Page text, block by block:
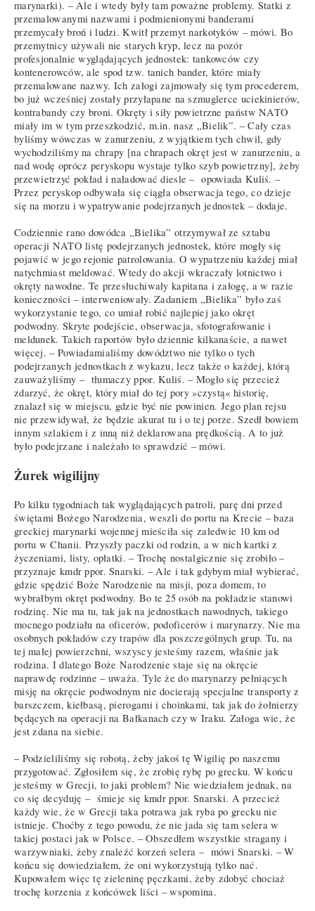
marynarki). – Ale i wtedy były tam poważne problemy. Statki z
przemalowanymi nazwami i podmienionymi banderami
przemycały broń i ludzi. Kwitł przemyt narkotyków – mówi. Bo
przemytnicy używali nie starych kryp, lecz na pozór
profesjonalnie wyglądających jednostek: tankowców czy
kontenerowców, ale spod tzw. tanich bander, które miały
przemalowane nazwy. Ich załogi zajmowały się tym procederem,
bo już wcześniej zostały przyłapane na szmuglerce uciekinierów,
kontrabandy czy broni. Okręty i siły powietrzne państw NATO
miały im w tym przeszkodzić, m.in. nasz „Bielik”. – Cały czas
byliśmy wówczas w zanurzeniu, z wyjątkiem tych chwil, gdy
wychodziliśmy na chrapy [na chrapach okręt jest w zanurzeniu, a
nad wodę oprócz peryskopu wystaje tylko szyb powietrzny], żeby
przewietrzyć pokład i naładować diesle – opowiada Kuliś. –
Przez peryskop odbywała się ciągła obserwacja tego, co dzieje
się na morzu i wypatrywanie podejrzanych jednostek – dodaje.
Codziennie rano dowódca „Bielika” otrzymywał ze sztabu
operacji NATO listę podejrzanych jednostek, które mogły się
pojawić w jego rejonie patrolowania. O wypatrzeniu każdej miał
natychmiast meldować. Wtedy do akcji wkraczały lotnictwo i
okręty nawodne. Te przesłuchiwały kapitana i załogę, a w razie
konieczności – interweniowały. Zadaniem „Bielika” było zaś
wykorzystanie tego, co umiał robić najlepiej jako okręt
podwodny. Skryte podejście, obserwacja, sfotografowanie i
meldunek. Takich raportów było dziennie kilkanaście, a nawet
więcej. – Powiadamialiśmy dowództwo nie tylko o tych
podejrzanych jednostkach z wykazu, lecz także o każdej, którą
zauważyliśmy – tłumaczy ppor. Kuliś. – Mogło się przecież
zdarzyć, że okręt, który miał do tej pory »czystą« historię,
znalazł się w miejscu, gdzie być nie powinien. Jego plan rejsu
nie przewidywał, że będzie akurat tu i o tej porze. Szedł bowiem
innym szlakiem i z inną niż deklarowana prędkością. A to już
było podejrzane i należało to sprawdzić – mówi.
Żurek wigilijny
Po kilku tygodniach tak wyglądających patroli, parę dni przed
świętami Bożego Narodzenia, weszli do portu na Krecie – baza
greckiej marynarki wojennej mieściła się zaledwie 10 km od
portu w Chanii. Przyszły paczki od rodzin, a w nich kartki z
życzeniami, listy, opłatki. – Trochę nostalgicznie się zrobiło –
przyznaje kmdr ppor. Snarski. – Ale i tak gdybym miał wybierać,
gdzie spędzić Boże Narodzenie na misji, poza domem, to
wybrałbym okręt podwodny. Bo te 25 osób na pokładzie stanowi
rodzinę. Nie ma tu, tak jak na jednostkach nawodnych, takiego
mocnego podziału na oficerów, podoficerów i marynarzy. Nie ma
osobnych pokładów czy trapów dla poszczególnych grup. Tu, na
tej małej powierzchni, wszyscy jesteśmy razem, właśnie jak
rodzina. I dlatego Boże Narodzenie staje się na okręcie
naprawdę rodzinne – uważa. Tyle że do marynarzy pełniących
misję na okręcie podwodnym nie docierają specjalne transporty z
barszczem, kiełbasą, pierogami i choinkami, tak jak do żołnierzy
będących na operacji na Bałkanach czy w Iraku. Załoga wie, że
jest zdana na siebie.
– Podzieliliśmy się robotą, żeby jakoś tę Wigilię po naszemu
przygotować. Zgłosiłem się, że zrobię rybę po grecku. W końcu
jesteśmy w Grecji, to jaki problem? Nie wiedziałem jednak, na
co się decyduję – śmieje się kmdr ppor. Snarski. A przecież
każdy wie, że w Grecji taka potrawa jak ryba po grecku nie
istnieje. Choćby z tego powodu, że nie jada się tam selera w
takiej postaci jak w Polsce. – Obszedłem wszystkie stragany i
warzywniaki, żeby znaleźć korzeń selera – mówi Snarski. – W
końcu się dowiedziałem, że oni wykorzystują tylko nać.
Kupowałem więc tę zieleninę pęczkami, żeby zdobyć chociaż
trochę korzenia z końcówek liści – wspomina.